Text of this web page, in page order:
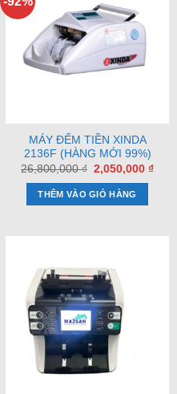
₫.
MÁY ĐẾM TIỀN XINDA
2136F (HÀNG MỚI 99%)
26,800,000₫ Giá
gốc
là:
26,800,000 ₫.
2,050,000 ₫Giá
THÊM VÀO GIỎ HÀNG